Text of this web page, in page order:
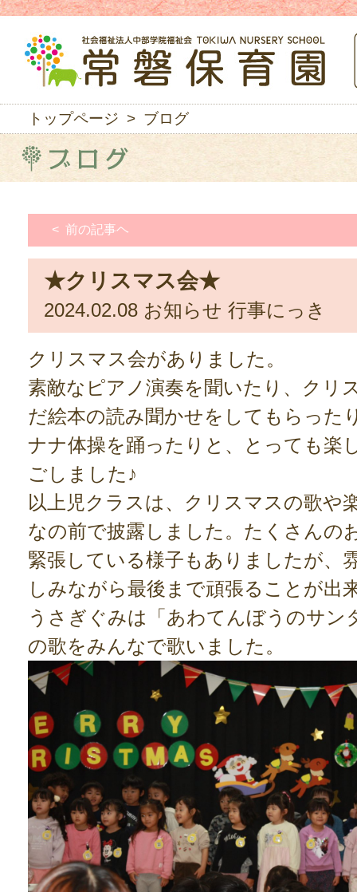
トップページ > ブログ
< 前の記事ヘ
★クリスマス会★
2024.02.08 お知らせ 行事にっき
クリスマス会がありました。
素敵なピアノ演奏を聞いたり、クリ
だ絵本の読み聞かせをしてもらった
ナナ体操を踊ったりと、とっても楽
ごしました♪
以上児クラスは、クリスマスの歌や
なの前で披露しました。たくさんの
緊張している様子もありましたが、
しみながら最後まで頑張ることが出
うさぎぐみは「あわてんぼうのサン
の歌をみんなで歌いました。